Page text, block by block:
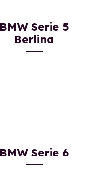
BMW Serie 5
Berlina
BMW Serie 6